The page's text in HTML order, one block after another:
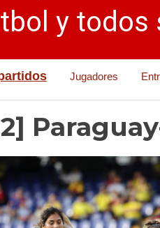
y todos
Jugadores